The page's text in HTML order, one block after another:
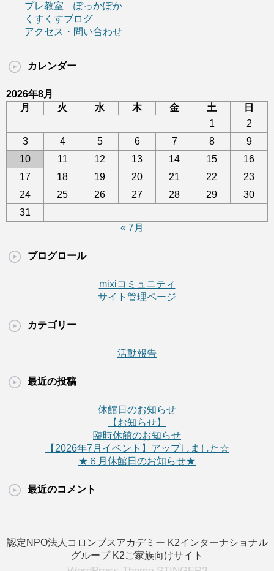
プレ教室 ぽっかぽか
くすくすブログ
アクセス・問い合わせ
カレンダー
2026年8月
月
火 水 木 金 土
日
1
2
3
4 5 6 7 8
9
10
11 12 13 14 15
16
17
18 19 20 21 22
23
24
25 26 27 28 29
30
31
« 7月
ブログロール
mixiコミュニティ
サイト管理ページ
カテゴリー
活動報告
最近の投稿
休館日のお知らせ
【お知らせ】
臨時休館のお知らせ
【2026年7月イベント】アップしました☆
★６月休館日のお知らせ★
最近のコメント
認定NPO法人コロンブスアカデミー K2インターナショナル
グループ K2ご家族向けサイト